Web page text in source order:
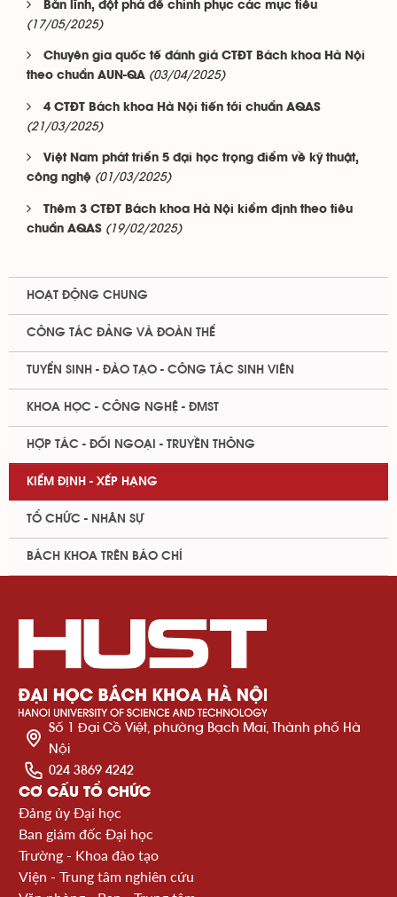
Bản lĩnh, đột phá để chinh phục các mục tiêu
(17/05/2025)
Chuyên gia quốc tế đánh giá CTĐT Bách khoa Hà Nội
theo chuẩn AUN-QA (03/04/2025)
4 CTĐT Bách khoa Hà Nội tiến tới chuẩn AQAS
(21/03/2025)
Việt Nam phát triển 5 đại học trọng điểm về kỹ thuật,
công nghệ (01/03/2025)
Thêm 3 CTĐT Bách khoa Hà Nội kiểm định theo tiêu
chuẩn AQAS (19/02/2025)
HOẠT ĐỘNG CHUNG
CÔNG TÁC ĐẢNG VÀ ĐOÀN THỂ
TUYỂN SINH - ĐÀO TẠO - CÔNG TÁC SINH VIÊN
KHOA HỌC - CÔNG NGHỆ - ĐMST
HỢP TÁC - ĐỐI NGOẠI - TRUYỀN THÔNG
KIỂM ĐỊNH - XẾP HẠNG
TỔ CHỨC - NHÂN SỰ
BÁCH KHOA TRÊN BÁO CHÍ
Số 1 Đại Cồ Việt, phường Bạch Mai, Thành phố Hà
Nội
024 3869 4242
CƠ CẤU TỔ CHỨC
Đảng ủy Đại học
Ban giám đốc Đại học
Trường - Khoa đào tạo
Viện - Trung tâm nghiên cứu